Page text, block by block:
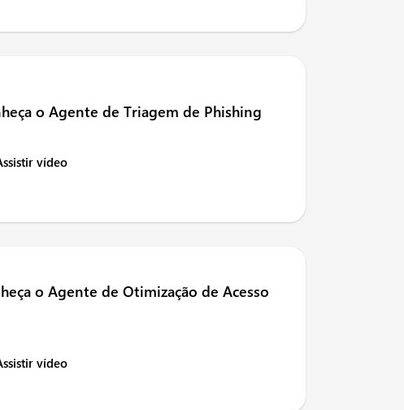
o Agente de Triagem de Phishing
vídeo
o Agente de Otimização de Acesso
vídeo